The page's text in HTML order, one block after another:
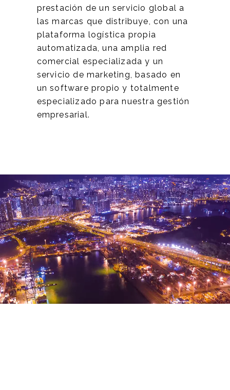
prestación de un servicio global a
las marcas que distribuye, con una
plataforma logística propia
automatizada, una amplia red
comercial especializada y un
servicio de marketing, basado en
un software propio y totalmente
especializado para nuestra gestión
empresarial.